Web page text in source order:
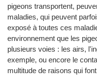
pigeons transportent,
maladies, qui peuvent
exposé à toutes ces
environnement que les
plusieurs voies : les airs,
exemple, ou encore le
multitude de raisons qui